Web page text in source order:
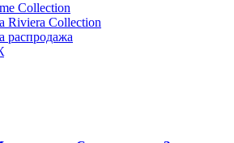
Collection
Riviera Collection
распродажа